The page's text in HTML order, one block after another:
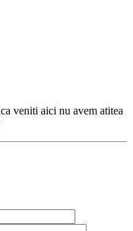
veniti aici nu avem atitea